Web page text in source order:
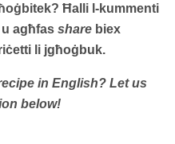
Ħalli l-kummenti
agħfas share biex
li jgħoġbuk.
in English? Let us
below!